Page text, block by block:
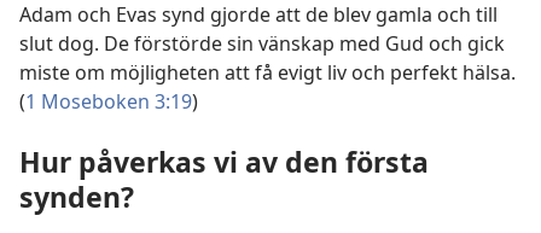
Adam och Evas synd gjorde att de blev gamla och till
slut dog. De förstörde sin vänskap med Gud och gick
miste om möjligheten att få evigt liv och perfekt hälsa.
(1 Moseboken 3:19)
Hur påverkas vi av den första
synden?